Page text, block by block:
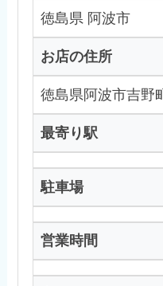
徳島県 阿波市
お店の住所
徳島県阿波市吉野
最寄り駅
駐車場
営業時間